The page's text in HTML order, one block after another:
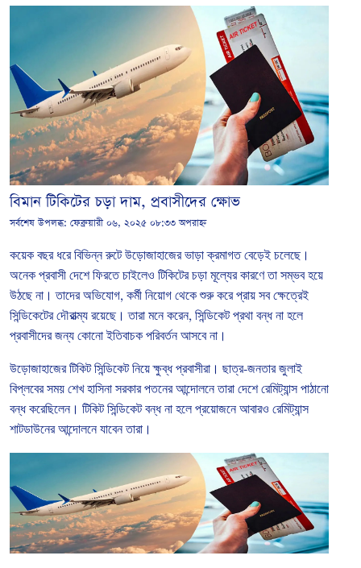
বিমান টিকিটের চড়া দাম, প্রবাসীদের ক্ষোভ
সর্বশেষ উপলব্ধ: ফেব্রুয়ারী ০৬, ২০২৫ ০৮:৩৩ অপরাহ্ন
কয়েক বছর ধরে বিভিন্ন রুটে উড়োজাহাজের ভাড়া ক্রমাগত বেড়েই চলেছে।
অনেক প্রবাসী দেশে ফিরতে চাইলেও টিকিটের চড়া মূল্যের কারণে তা সম্ভব হয়ে
উঠছে না। তাদের অভিযোগ, কর্মী নিয়োগ থেকে শুরু করে প্রায় সব ক্ষেত্রেই
সিন্ডিকেটের দৌরাত্ম্য রয়েছে। তারা মনে করেন, সিন্ডিকেট প্রথা বন্ধ না হলে
প্রবাসীদের জন্য কোনো ইতিবাচক পরিবর্তন আসবে না।
উড়োজাহাজের টিকিট সিন্ডিকেট নিয়ে ক্ষুব্ধ প্রবাসীরা। ছাত্র-জনতার জুলাই
বিপ্লবের সময় শেখ হাসিনা সরকার পতনের আন্দোলনে তারা দেশে রেমিট্যান্স পাঠানো
বন্ধ করেছিলেন। টিকিট সিন্ডিকেট বন্ধ না হলে প্রয়োজনে আবারও রেমিট্যান্স
শাটডাউনের আন্দোলনে যাবেন তারা।